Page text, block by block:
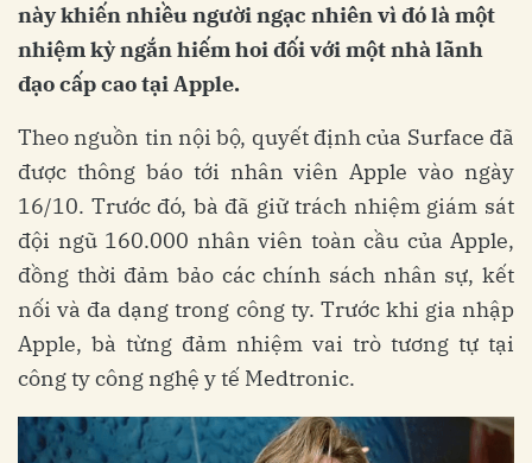
này khiến nhiều người ngạc nhiên vì đó là một
nhiệm kỳ ngắn hiếm hoi đối với một nhà lãnh
đạo cấp cao tại Apple.
Theo nguồn tin nội bộ, quyết định của Surface đã
được thông báo tới nhân viên Apple vào ngày
16/10. Trước đó, bà đã giữ trách nhiệm giám sát
đội ngũ 160.000 nhân viên toàn cầu của Apple,
đồng thời đảm bảo các chính sách nhân sự, kết
nối và đa dạng trong công ty. Trước khi gia nhập
Apple, bà từng đảm nhiệm vai trò tương tự tại
công ty công nghệ y tế Medtronic.